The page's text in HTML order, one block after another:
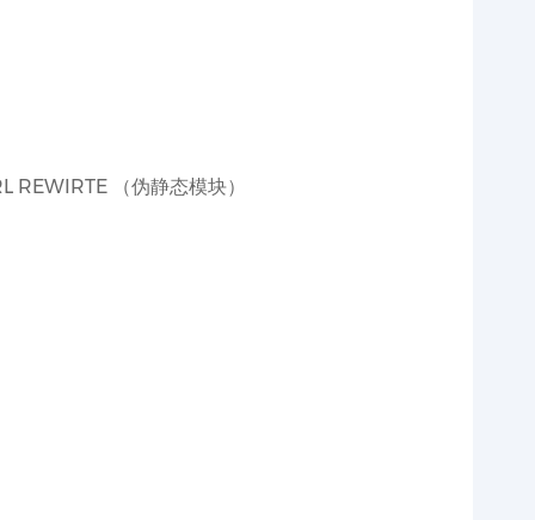
REWIRTE （伪静态模块）